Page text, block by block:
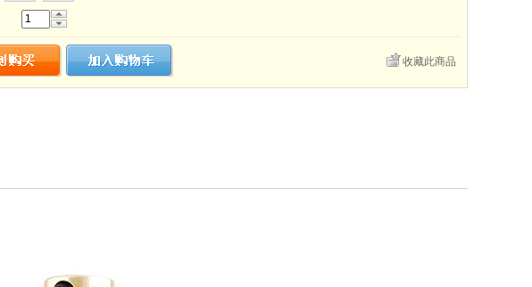
收藏此商品